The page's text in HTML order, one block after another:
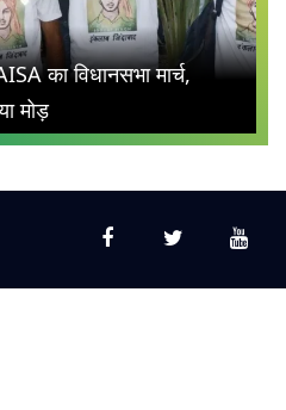
का विधानसभा मार्च,
मोड़